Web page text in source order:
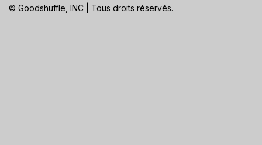
© Goodshuffle, INC | Tous droits réservés.